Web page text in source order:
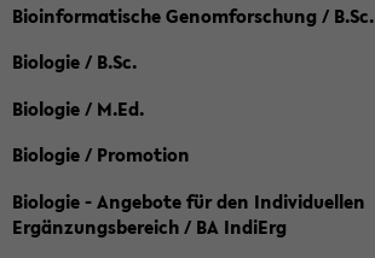
Bioinformatische Genomforschung / B.Sc.
Biologie / B.Sc.
Biologie / M.Ed.
Biologie / Promotion
Biologie - Angebote für den Individuellen
Ergänzungsbereich / BA IndiErg